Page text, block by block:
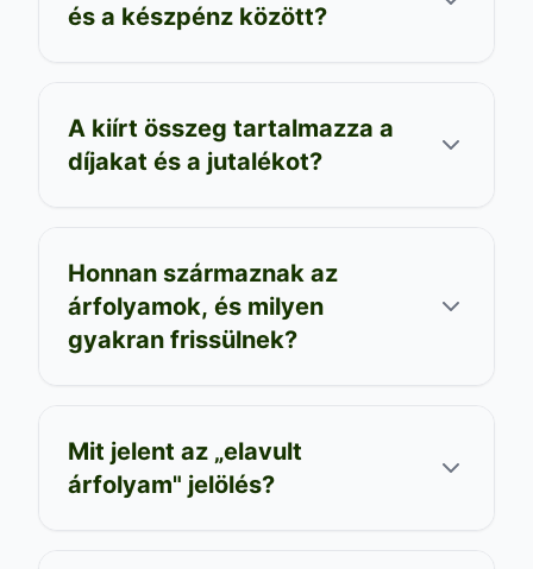
és a készpénz között?
A kiírt összeg tartalmazza a
díjakat és a jutalékot?
Honnan származnak az
árfolyamok, és milyen
gyakran frissülnek?
Mit jelent az „elavult
árfolyam" jelölés?